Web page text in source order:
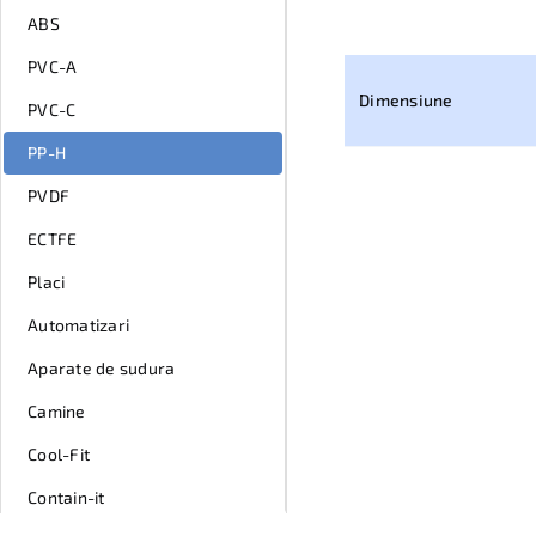
ABS
PVC-A
PVC-C
PP-H
PVDF
ECTFE
Placi
Automatizari
Aparate de sudura
Camine
Cool-Fit
Contain-it
Dimensiune